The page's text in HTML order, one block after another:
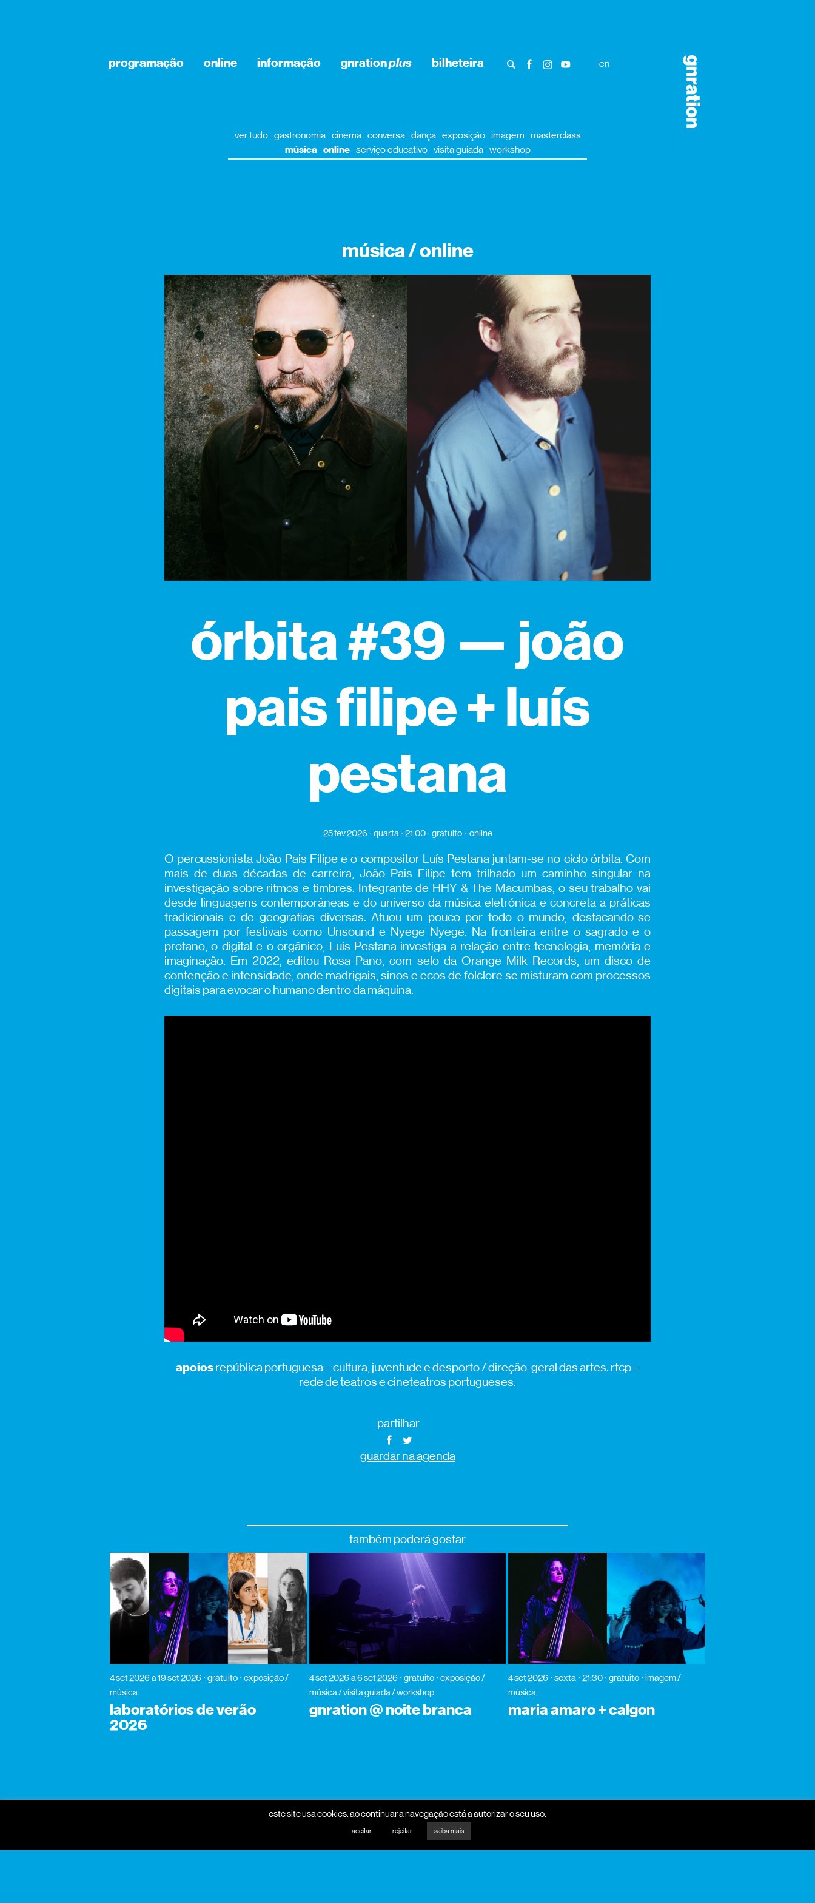
programação online informação gnrationplus bilheteira en
ver tudo gastronomia cinema conversa dança exposição imagem masterclass
música online serviço educativo visita guiada workshop
música / online
órbita #39 — joão
pais filipe + luís
pestana
25 fev 2026 quarta 21:00 gratuito online
O percussionista João Pais Filipe e o compositor Luís Pestana juntam-se no ciclo órbita. Com
mais de duas décadas de carreira, João Pais Filipe tem trilhado um caminho singular na
investigação sobre ritmos e timbres. Integrante de HHY &The Macumbas, o seu trabalho vai
desde linguagens contemporâneas e do universo da música eletrónica e concreta a práticas
tradicionais e de geografias diversas.Atuou um pouco por todo o mundo, destacando-se
passagem por festivais como Unsound e Nyege Nyege. Na fronteira entre o sagrado e o
profano, o digital e o orgânico, Luís Pestana investiga a relação entre tecnologia, memória e
imaginação. Em 2022, editou Rosa Pano, com selo da Orange MilkRecords, um disco de
contenção e intensidade, onde madrigais, sinos e ecos de folclore se misturam com processos
digitais paraevocar o humano dentro da máquina.
apoiosrepública portuguesa – cultura, juventude e desporto / direção-geral das artes. rtcp –
rede de teatros e cineteatros portugueses.
partilhar
guardar na agenda
também poderá gostar
4 set 2026 a 19 set 2026 gratuito
exposição /
música
laboratórios de verão
2026
4 set 2026a 6 set 2026 gratuito exposição /
música / visita guiada / workshop
gnration @ noite branca
4 set 2026 sexta 21:30 gratuito imagem /
música
maria amaro + calgon
n° 123
promotores mecenas
este site usa cookies. ao continuar a navegação está a autorizar o seu uso.
aceitar rejeitar saiba mais